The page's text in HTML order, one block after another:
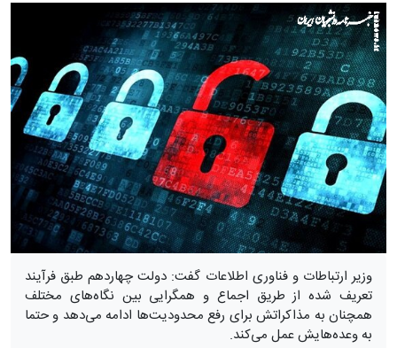
وزیر ارتباطات و فناوری اطلاعات گفت: دولت چهاردهم طبق فرآیند
تعریف شده از طریق اجماع و همگرایی بین نگاه‌های مختلف
همچنان به مذاکراتش برای رفع محدودیت‌ها ادامه می‌دهد و حتما
به وعده‌هایش عمل می‌کند.